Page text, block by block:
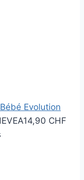
Evolution
14,90 CHF